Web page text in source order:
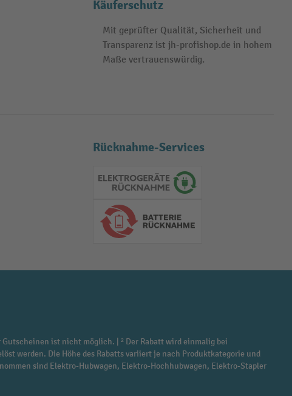
Käuferschutz
Mit geprüfter Qualität, Sicherheit und
Transparenz ist jh-profishop.de in hohem
Maße vertrauenswürdig.
Rücknahme-Services
Elektrogeräte Rückname
Batterie Rückname
ist nicht möglich. | ² Der Rabatt wird einmalig bei
werden. Die Höhe des Rabatts variiert je nach Produktkategorie und
sind Elektro-Hubwagen, Elektro-Hochhubwagen, Elektro-Stapler